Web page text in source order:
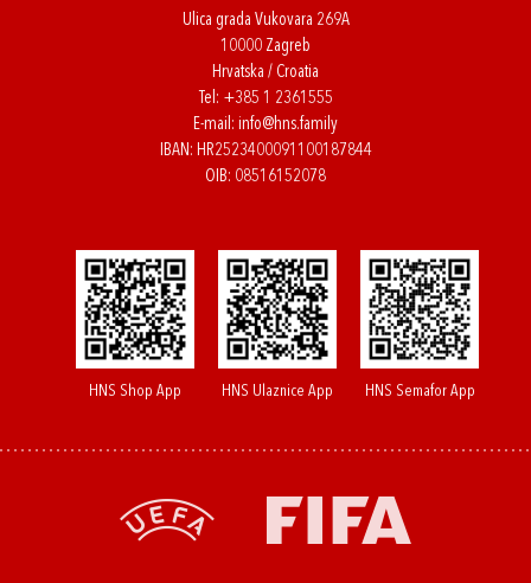
Ulica grada Vukovara 269A
10000 Zagreb
Hrvatska / Croatia
Tel: +385 1 2361555
E-mail: info@hns.family
IBAN: HR2523400091100187844
OIB: 08516152078
HNS Shop App HNS Ulaznice App HNS Semafor App